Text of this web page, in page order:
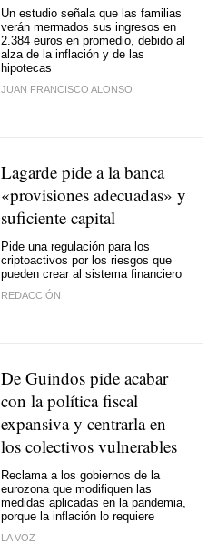
Un estudio señala que las familias
verán mermados sus ingresos en
2.384 euros en promedio, debido al
alza de la inflación y de las
hipotecas
JUAN FRANCISCO ALONSO
Lagarde pide a la banca
«provisiones adecuadas» y
suficiente capital
Pide una regulación para los
criptoactivos por los riesgos que
pueden crear al sistema financiero
REDACCIÓN
De Guindos pide acabar
con la política fiscal
expansiva y centrarla en
los colectivos vulnerables
Reclama a los gobiernos de la
eurozona que modifiquen las
medidas aplicadas en la pandemia,
porque la inflación lo requiere
LA VOZ